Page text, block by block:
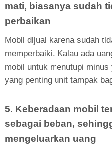
mati, biasanya sudah
perbaikan
Mobil dijual karena sudah
memperbaiki. Kalau ada
mobil untuk menutupi
yang penting unit tampak
5. Keberadaan mobil
sebagai beban,
mengeluarkan uang